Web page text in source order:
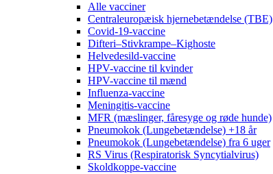
Alle vacciner
Centraleuropæisk hjernebetændelse (TBE)
Covid-19-vaccine
Difteri–Stivkrampe–Kighoste
Helvedesild-vaccine
HPV-vaccine til kvinder
HPV-vaccine til mænd
Influenza-vaccine
Meningitis-vaccine
MFR (mæslinger, fåresyge og røde hunde)
Pneumokok (Lungebetændelse) +18 år
Pneumokok (Lungebetændelse) fra 6 uger
RS Virus (Respiratorisk Syncytialvirus)
Skoldkoppe-vaccine